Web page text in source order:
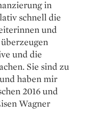
in
schnell die
und
und die
Sie sind zu
haben mir
2016 und
Wagner